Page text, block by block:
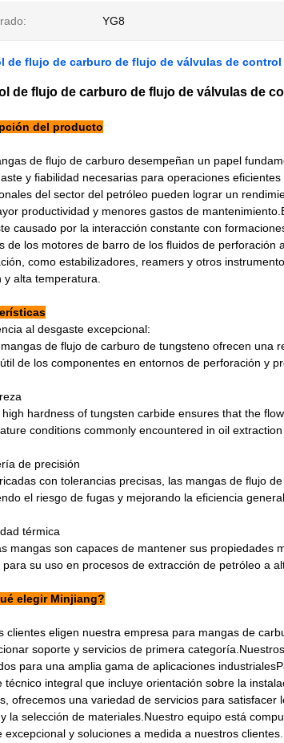
YG8
de flujo de carburo de flujo de válvulas de
de flujo de carburo de flujo de válvulas de
del producto
de flujo de carburo desempeñan un papel
y fiabilidad necesarias para operaciones
del sector del petróleo pueden lograr un
productividad y menores gastos de
causado por la interacción constante con
de los motores de barro de los fluidos de
como estabilizadores, reamers y otros
y alta temperatura.
al desgaste excepcional:
de flujo de carburo de tungsteno ofrecen una
de los componentes en entornos de perforación y
hardness of tungsten carbide ensures that the
conditions commonly encountered in oil extraction
de precisión
con tolerancias precisas, las mangas de flujo
el riesgo de fugas y mejorando la eficiencia general.
térmica
mangas son capaces de mantener sus propiedades
para su uso en procesos de extracción de petróleo a
elegir Minjiang?
clientes eligen nuestra empresa para mangas de
soporte y servicios de primera
para una amplia gama de aplicaciones
técnico integral que incluye orientación sobre la
ofrecemos una variedad de servicios para
la selección de materiales.Nuestro equipo está
excepcional y soluciones a medida a nuestros clientes.